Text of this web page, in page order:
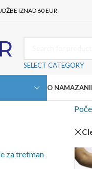
IZNAD 60 EUR
SELECT CATEGORY
O NAMA
za tretman